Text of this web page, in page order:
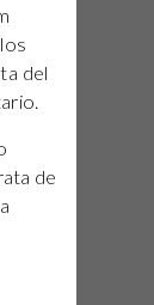
del
de